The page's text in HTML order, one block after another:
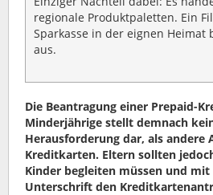
regionale Produktpaletten. Ein
Sparkasse in der eignen
aus.
Die Beantragung einer Prepaid-
Minderjährige stellt demnach
Herausforderung dar, als andere
Kreditkarten. Eltern sollten
Kinder begleiten müssen und mit
Unterschrift den